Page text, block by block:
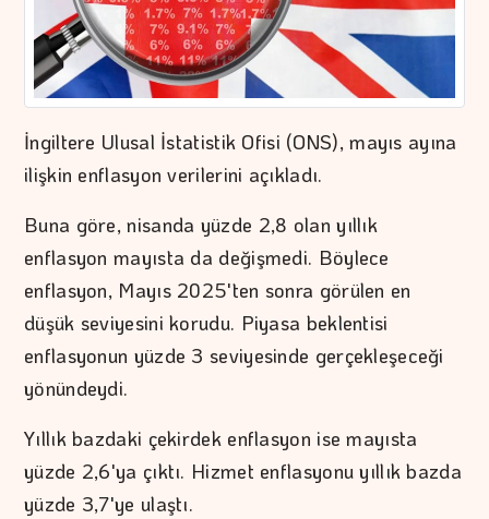
İngiltere Ulusal İstatistik Ofisi (ONS), mayıs ayına
ilişkin enflasyon verilerini açıkladı.
Buna göre, nisanda yüzde 2,8 olan yıllık
enflasyon mayısta da değişmedi. Böylece
enflasyon, Mayıs 2025'ten sonra görülen en
düşük seviyesini korudu. Piyasa beklentisi
enflasyonun yüzde 3 seviyesinde gerçekleşeceği
yönündeydi.
Yıllık bazdaki çekirdek enflasyon ise mayısta
yüzde 2,6'ya çıktı. Hizmet enflasyonu yıllık bazda
yüzde 3,7'ye ulaştı.